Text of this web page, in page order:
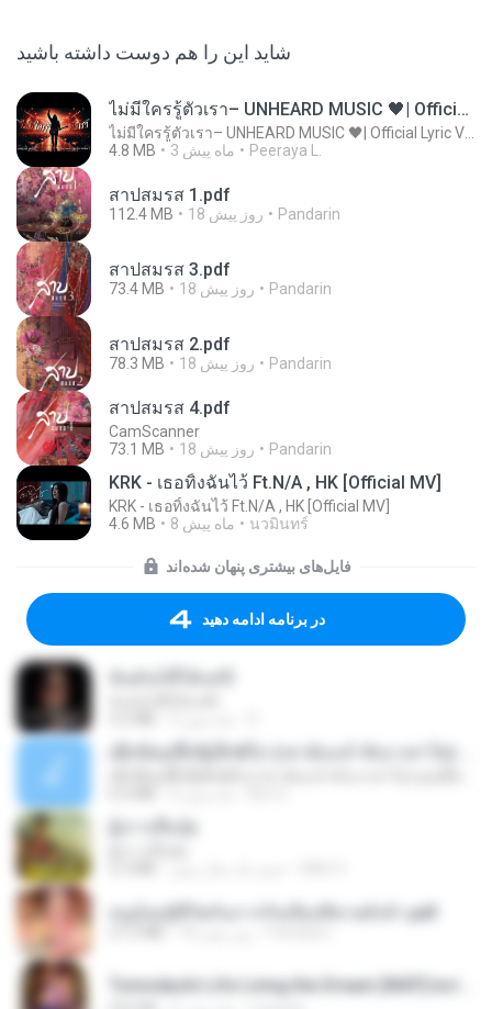
شاید این را هم دوست داشته باشید
ไม่มีใครรู้ตัวเรา– UNHEARD MUSIC 🖤| Official Lyric Video | เพลงสู้ชีวิต
4.8 MB
3 ماه پیش Peeraya L.
สาปสมรส 1.pdf
112.4 MB 18 روز پیش Pandarin
สาปสมรส 3.pdf
73.4 MB 18 روز پیش Pandarin
สาปสมรส 2.pdf
78.3 MB 18 روز پیش Pandarin
สาปสมรส 4.pdf
CamScanner
73.1 MB
18 روز پیش Pandarin
KRK - เธอทิ้งฉันไว้ Ft.N/A , HK [Official MV]
KRK - เธอทิ้งฉันไว้ Ft.N/A , HK [Official MV]
4.6 MB
8 ماه پیش นวมินทร์
فایل‌های بیشتری پنهان شده‌اند
در برنامه ادامه دهید
หนูน้อยสู้ชีวิตกับภารกิจเลี้ยงพี่ชายทั้งห้า.pdf